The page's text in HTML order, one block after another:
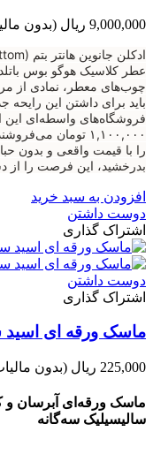
9,000,000 ریال
(بدون
عطر کلاسیک هوگو بوس
چوب‌های معطر، نمادی از
باید برای داشتن این رایحه
فروشگاه‌های واسطه‌ای این
۱,۱۰۰,۰۰۰ تومان
را با قیمت واقعی و بدون
بدرخشید، این فرصت را از
افزودن به سبد خرید
دوست داشتن
اشتراک گذاری
دوست داشتن
اشتراک گذاری
ماسک ورقه ای اسید
225,000 ریال (بدون
ماسک ورقه‌ای آبرسان و
سالیسیلیک سه‌گانه